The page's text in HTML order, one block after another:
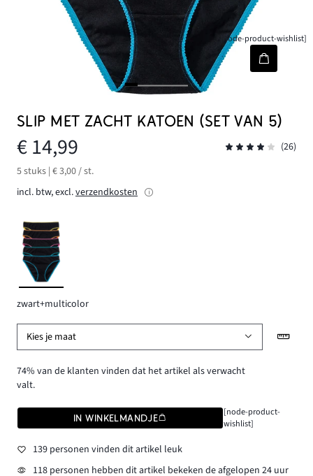
[node-product-wishlist]
SLIP MET ZACHT KATOEN (SET VAN 5)
€ 14,99
(26)
5 stuks | € 3,00 / st.
incl. btw, excl.verzendkosten
zwart+multicolor
Kies je maat
74% van de klanten vinden dat het artikel als verwacht
valt.
IN WINKELMANDJE
[node-product-
wishlist]
139 personen vinden dit artikel leuk
118 personen hebben dit artikel bekeken de afgelopen 24 uur